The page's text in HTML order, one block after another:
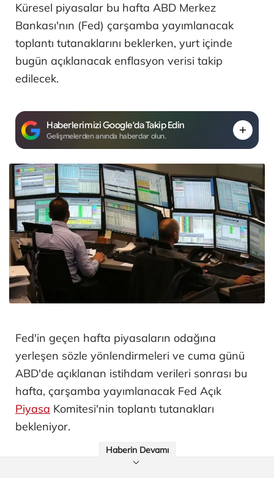
Küresel piyasalar bu hafta ABD Merkez
Bankası'nın (Fed) çarşamba yayımlanacak
toplantı tutanaklarını beklerken, yurt içinde
bugün açıklanacak enflasyon verisi takip
edilecek.
Haberlerimizi Google'da Takip Edin
Gelişmelerden anında haberdar olun.
Fed'in geçen hafta piyasaların odağına
yerleşen sözle yönlendirmeleri ve cuma günü
ABD'de açıklanan istihdam verileri sonrası bu
hafta, çarşamba yayımlanacak Fed Açık
Piyasa Komitesi'nin toplantı tutanakları
bekleniyor.
Haberin Devamı